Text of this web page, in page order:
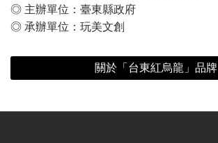
◎ 主辦單位：臺東縣政府
◎ 承辦單位：玩美文創
關於「台東紅烏龍」品牌